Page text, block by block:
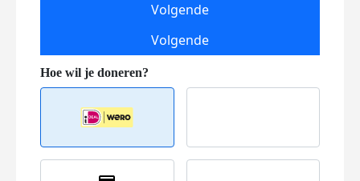
Volgende
Volgende